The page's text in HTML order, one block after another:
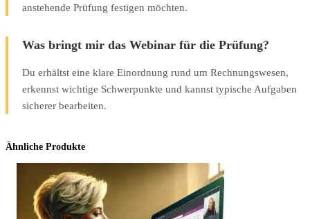
anstehende Prüfung festigen möchten.
Was bringt mir das Webinar für die Prüfung?
Du erhältst eine klare Einordnung rund um Rechnungswesen,
erkennst wichtige Schwerpunkte und kannst typische Aufgaben
sicherer bearbeiten.
Ähnliche Produkte